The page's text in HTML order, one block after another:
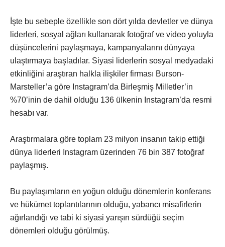
İşte bu sebeple özellikle son dört yılda devletler ve dünya
liderleri, sosyal ağları kullanarak fotoğraf ve video yoluyla
düşüncelerini paylaşmaya, kampanyalarını dünyaya
ulaştırmaya başladılar. Siyasi liderlerin sosyal medyadaki
etkinliğini araştıran halkla ilişkiler firması Burson-
Marsteller’a göre Instagram’da Birleşmiş Milletler’in
%70’inin de dahil olduğu 136 ülkenin Instagram’da resmi
hesabı var.
Araştırmalara göre toplam 23 milyon insanın takip ettiği
dünya liderleri Instagram üzerinden 76 bin 387 fotoğraf
paylaşmış.
Bu paylaşımların en yoğun olduğu dönemlerin konferans
ve hükümet toplantılarının olduğu, yabancı misafirlerin
ağırlandığı ve tabi ki siyasi yarışın sürdüğü seçim
dönemleri olduğu görülmüş.